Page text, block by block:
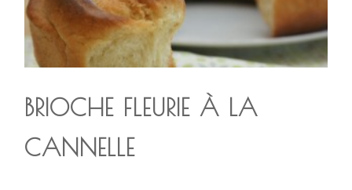
BRIOCHE FLEURIE À LA
CANNELLE